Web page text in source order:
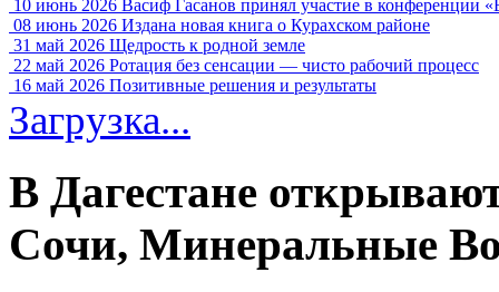
10 июнь 2026 Васиф Гасанов принял участие в конференции
08 июнь 2026 Издана новая книга о Курахском районе
31 май 2026 Щедрость к родной земле
22 май 2026 Ротация без сенсации — чисто рабочий процесс
16 май 2026 Позитивные решения и результаты
Загрузка...
В Дагестане
Сочи, Минеральные